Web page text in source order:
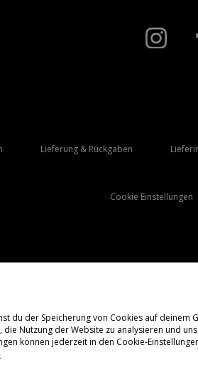
Lieferung & Rückgaben
Cookie Einstellungen
du der Speicherung von Cookies auf deinem
Nutzung der Website zu analysieren und
können jederzeit in den Cookie-